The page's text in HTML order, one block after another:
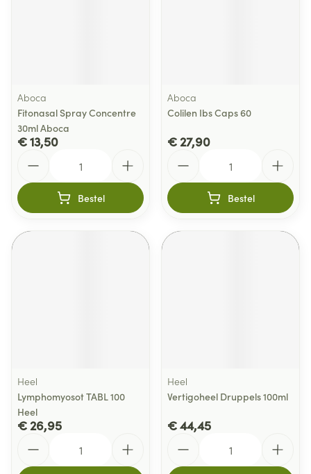
Aboca
Fitonasal Spray Concentre
30ml Aboca
€ 13,50
Bestel
Aboca
Colilen Ibs Caps 60
€ 27,90
Bestel
Heel
Lymphomyosot TABL 100
Heel
€ 26,95
Heel
Vertigoheel Druppels 100ml
€ 44,45